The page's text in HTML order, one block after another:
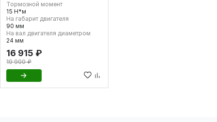
Тормозной момент
15 Н*м
На габарит двигателя
90 мм
На вал двигателя диаметром
24 мм
16 915 ₽
19 900 ₽